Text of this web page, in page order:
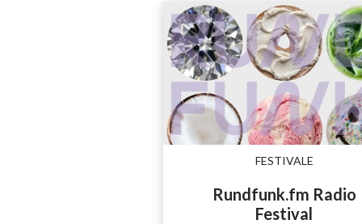
FESTIVALE
Rundfunk.fm Radio
Festival